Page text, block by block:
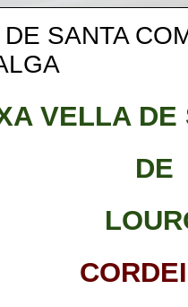
SANTA
VELLA DE
DE